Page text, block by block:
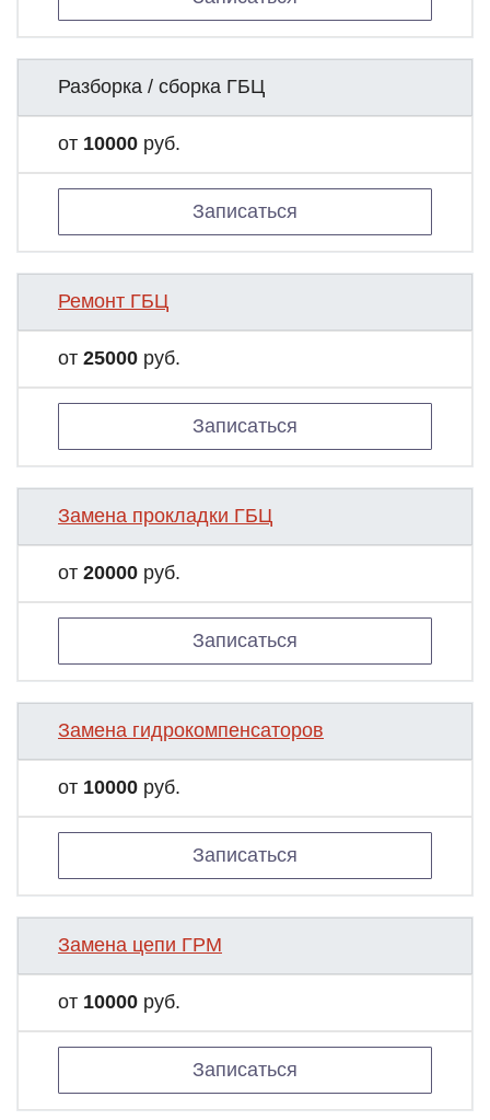
Разборка / сборка ГБЦ
от 10000 руб.
Записаться
Ремонт ГБЦ
от 25000 руб.
Записаться
Замена прокладки ГБЦ
от 20000 руб.
Записаться
Замена гидрокомпенсаторов
от 10000 руб.
Записаться
Замена цепи ГРМ
от 10000 руб.
Записаться